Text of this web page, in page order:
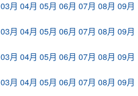
03月 04月 05月 06月 07月 08月 09月
03月 04月 05月 06月 07月 08月 09月
03月 04月 05月 06月 07月 08月 09月
03月 04月 05月 06月 07月 08月 09月